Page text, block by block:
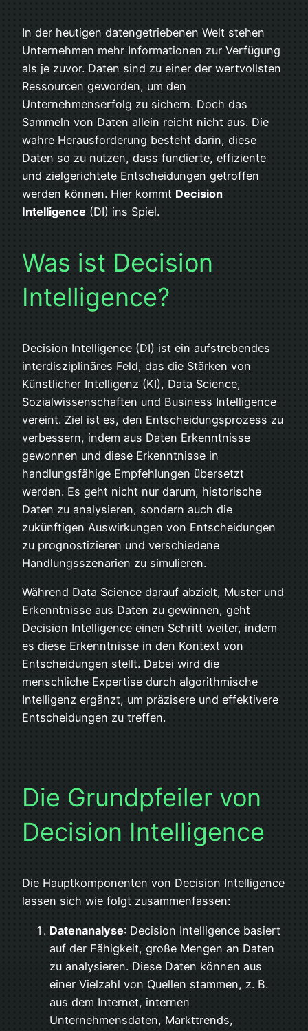
In der heutigen datengetriebenen Welt stehen
Unternehmen mehr Informationen zur Verfügung
als je zuvor. Daten sind zu einer der wertvollsten
Ressourcen geworden, um den
Unternehmenserfolg zu sichern. Doch das
Sammeln von Daten allein reicht nicht aus. Die
wahre Herausforderung besteht darin, diese
Daten so zu nutzen, dass fundierte, effiziente
und zielgerichtete Entscheidungen getroffen
werden können. Hier kommt Decision
Intelligence (DI) ins Spiel.
Was ist Decision
Intelligence?
Decision Intelligence (DI) ist ein aufstrebendes
interdisziplinäres Feld, das die Stärken von
Künstlicher Intelligenz (KI), Data Science,
Sozialwissenschaften und Business Intelligence
vereint. Ziel ist es, den Entscheidungsprozess zu
verbessern, indem aus Daten Erkenntnisse
gewonnen und diese Erkenntnisse in
handlungsfähige Empfehlungen übersetzt
werden. Es geht nicht nur darum, historische
Daten zu analysieren, sondern auch die
zukünftigen Auswirkungen von Entscheidungen
zu prognostizieren und verschiedene
Handlungsszenarien zu simulieren.
Während Data Science darauf abzielt, Muster und
Erkenntnisse aus Daten zu gewinnen, geht
Decision Intelligence einen Schritt weiter, indem
es diese Erkenntnisse in den Kontext von
Entscheidungen stellt. Dabei wird die
menschliche Expertise durch algorithmische
Intelligenz ergänzt, um präzisere und effektivere
Entscheidungen zu treffen.
Die Grundpfeiler von
Decision Intelligence
Die Hauptkomponenten von Decision Intelligence
lassen sich wie folgt zusammenfassen:
Datenanalyse: Decision Intelligence basiert
auf der Fähigkeit, große Mengen an Daten
zu analysieren. Diese Daten können aus
einer Vielzahl von Quellen stammen, z. B.
aus dem Internet, internen
Unternehmensdaten, Markttrends,